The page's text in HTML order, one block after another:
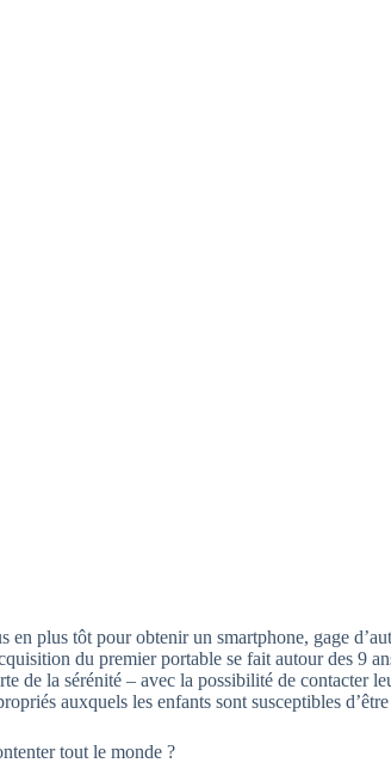
en plus tôt pour obtenir un smartphone, gage
du premier portable se fait autour des 9
de la sérénité – avec la possibilité de contacter
auxquels les enfants sont susceptibles
tout le monde ?